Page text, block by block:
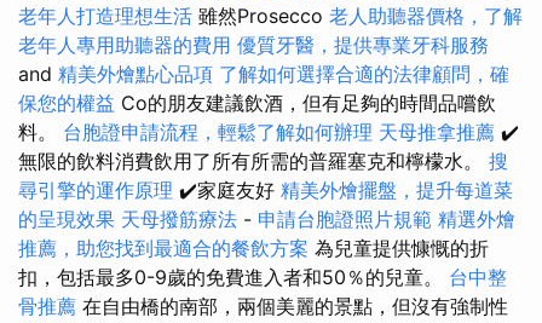
老年人打造理想生活 雖然Prosecco 老人助聽器價格，了解
老年人專用助聽器的費用 優質牙醫，提供專業牙科服務
and 精美外燴點心品項 了解如何選擇合適的法律顧問，確
保您的權益 Co的朋友建議飲酒，但有足夠的時間品嚐飲
料。 台胞證申請流程，輕鬆了解如何辦理 天母推拿推薦 ✔️
無限的飲料消費飲用了所有所需的普羅塞克和檸檬水。 搜
尋引擎的運作原理 ✔️家庭友好 精美外燴擺盤，提升每道菜
的呈現效果 天母撥筋療法 - 申請台胞證照片規範 精選外燴
推薦，助您找到最適合的餐飲方案 為兒童提供慷慨的折
扣，包括最多0-9歲的免費進入者和50％的兒童。 台中整
骨推薦 在自由橋的南部，兩個美麗的景點，但沒有強制性